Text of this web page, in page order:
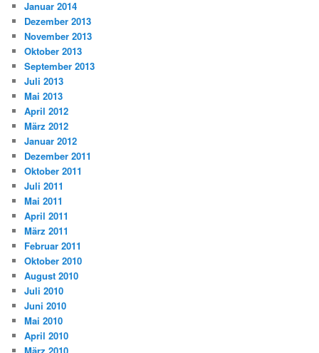
Januar 2014
Dezember 2013
November 2013
Oktober 2013
September 2013
Juli 2013
Mai 2013
April 2012
März 2012
Januar 2012
Dezember 2011
Oktober 2011
Juli 2011
Mai 2011
April 2011
März 2011
Februar 2011
Oktober 2010
August 2010
Juli 2010
Juni 2010
Mai 2010
April 2010